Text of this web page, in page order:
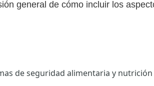
general de cómo incluir los
de seguridad alimentaria y nutrición